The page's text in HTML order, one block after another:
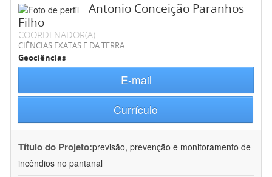
Antonio Conceição Paranhos
Filho
COORDENADOR(A)
CIÊNCIAS EXATAS E DA TERRA
Geociências
E-mail
Currículo
Título do Projeto:previsão, prevenção e monitoramento de
incêndios no pantanal